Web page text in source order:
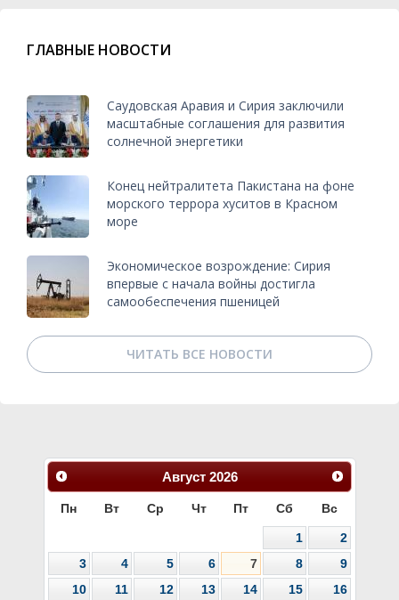
ГЛАВНЫЕ НОВОСТИ
Саудовская Аравия и Сирия заключили
масштабные соглашения для развития
солнечной энергетики
Конец нейтралитета Пакистана на фоне
морского террора хуситов в Красном
море
Экономическое возрождение: Сирия
впервые с начала войны достигла
самообеспечения пшеницей
ЧИТАТЬ ВСЕ НОВОСТИ
Август 2026
Пн Вт Ср Чт Пт Сб Вс
1
2
3
4 5 6 7 8
9
10
11 12 13 14 15
16